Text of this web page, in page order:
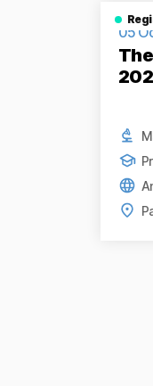
05
Veure